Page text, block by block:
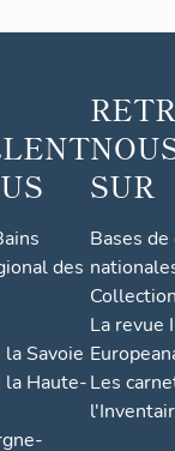
des
Savoie
la Haute-
SUR
Bases
La revue
Les